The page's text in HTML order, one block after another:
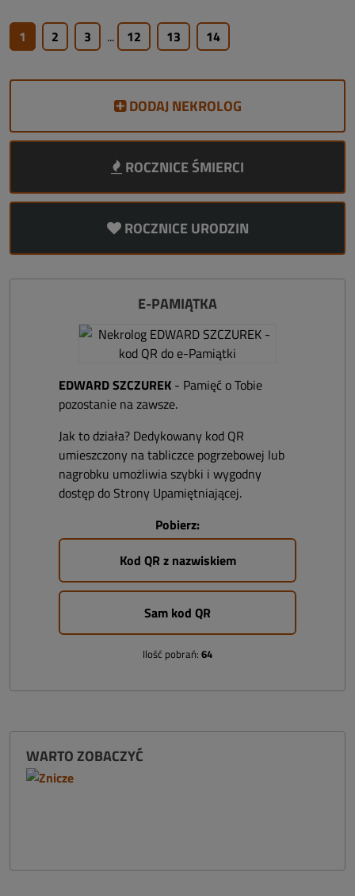
1 2 3 ... 12 13 14
DODAJ NEKROLOG
ROCZNICE ŚMIERCI
ROCZNICE URODZIN
E-PAMIĄTKA
EDWARD SZCZUREK - Pamięć o Tobie
pozostanie na zawsze.
Jak to działa? Dedykowany kod QR
umieszczony na tabliczce pogrzebowej lub
nagrobku umożliwia szybki i wygodny
dostęp do Strony Upamiętniającej.
Pobierz:
Kod QR z nazwiskiem
Sam kod QR
Ilość pobrań: 64
WARTO ZOBACZYĆ